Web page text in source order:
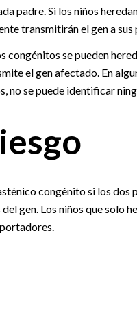
padre. Si los niños
transmitirán el gen a sus
congénitos se pueden
el gen afectado. En
no se puede identificar
congénito si los dos
gen. Los niños que solo